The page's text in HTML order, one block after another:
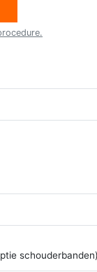
schouderbanden)